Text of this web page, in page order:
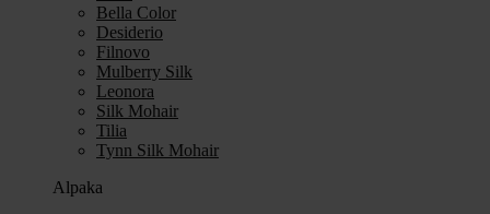
Bella Color
Desiderio
Filnovo
Mulberry Silk
Leonora
Silk Mohair
Tilia
Tynn Silk Mohair
Alpaka